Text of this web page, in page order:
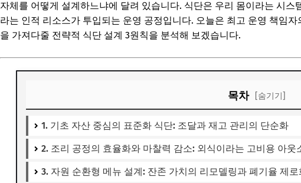
자체를 어떻게 설계하느냐에 달려 있습니다. 식단은 우리 몸이라는 시
라는 인적 리소스가 투입되는 운영 공정입니다. 오늘은 최고 운영 책임
을 가져다줄 전략적 식단 설계 3원칙을 분석해 보겠습니다.
목차 [숨기기]
1. 기초 자산 중심의 표준화 식단: 조달과 재고 관리의 단순화
2. 조리 공정의 효율화와 마찰력 감소: 외식이라는 고비용 아웃
3. 자원 순환형 메뉴 설계: 잔존 가치의 리모델링과 폐기율 제로